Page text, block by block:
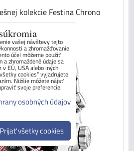
kolekcie Festina Chrono
vašej návštevy tejto
a zhromažďovanie
účel môžeme použiť
zhromaždené údaje sa
EÚ, USA alebo iných
cookies“ vyjadrujete
Nižšie môžete nájsť
svoje preferencie.
osobných údajov
Prijať všetky cookies